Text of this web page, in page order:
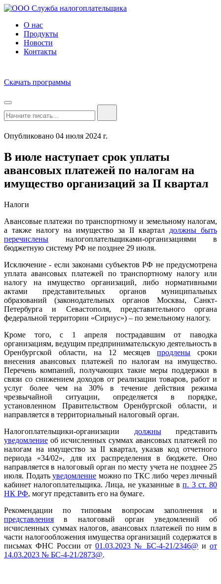
О нас
Продукты
Новости
Контакты
Скачать программы
Опубликовано 04 июля 2024 г.
В июле наступает срок уплаты
авансовых платежей по налогам на
имущество организаций за II квартал
Налоги
Авансовые платежи по транспортному и земельному налогам,
а также налогу на имущество за II квартал должны быть
перечислены налогоплательщиками-организациями в
бюджетную систему РФ не позднее 29 июля.
Исключение - если законами субъектов РФ не предусмотрена
уплата авансовых платежей по транспортному налогу или
налогу на имущество организаций, либо нормативными
актами представительных органов муниципальных
образований (законодательных органов Москвы, Санкт-
Петербурга и Севастополя, представительного органа
федеральной территории «Сириус») – по земельному налогу.
Кроме того, с 1 апреля пострадавшим от паводка
организациям, ведущим предпринимательскую деятельность в
Оренбургской области, на 12 месяцевпродлены сроки
внесения авансовых платежей по налогам на имущество.
Перечень компаний, получающих такие меры поддержки в
связи со снижением доходов от реализации товаров, работ и
услуг более чем на 30% в течение действия режима
чрезвычайной ситуации, определяется в порядке,
установленном Правительством Оренбургской области, и
направляется в территориальный налоговый орган.
Налогоплательщики-организации должныпредставить
уведомление об исчисленных суммах авансовых платежей по
налогам на имущество за II квартал, указав код отчетного
периода «34/02», для их распределения в бюджете. Оно
направляется в налоговый орган по месту учета не позднее 25
июля. Подать уведомление можно по ТКС либо через личный
кабинет налогоплательщика. Лица, не указанные вп. 3 ст. 80
НК РФ, могут представить его на бумаге.
Рекомендации по типовым вопросам заполнения и
представления в налоговый орган уведомлений об
исчисленных суммах налогов, авансовых платежей по ним в
части налогообложения имущества организаций содержатся в
письмах ФНС России от 01.03.2023 № БС-4-21/2346@ и от
14.03.2023 № БС-4-21/2873@.